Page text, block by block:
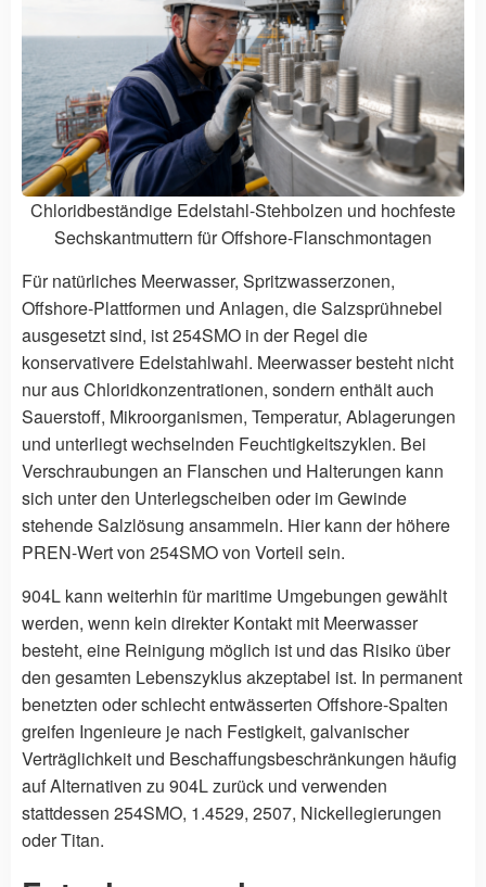
Chloridbeständige Edelstahl-Stehbolzen und hochfeste
Sechskantmuttern für Offshore-Flanschmontagen
Für natürliches Meerwasser, Spritzwasserzonen,
Offshore-Plattformen und Anlagen, die Salzsprühnebel
ausgesetzt sind, ist 254SMO in der Regel die
konservativere Edelstahlwahl. Meerwasser besteht nicht
nur aus Chloridkonzentrationen, sondern enthält auch
Sauerstoff, Mikroorganismen, Temperatur, Ablagerungen
und unterliegt wechselnden Feuchtigkeitszyklen. Bei
Verschraubungen an Flanschen und Halterungen kann
sich unter den Unterlegscheiben oder im Gewinde
stehende Salzlösung ansammeln. Hier kann der höhere
PREN-Wert von 254SMO von Vorteil sein.
904L kann weiterhin für maritime Umgebungen gewählt
werden, wenn kein direkter Kontakt mit Meerwasser
besteht, eine Reinigung möglich ist und das Risiko über
den gesamten Lebenszyklus akzeptabel ist. In permanent
benetzten oder schlecht entwässerten Offshore-Spalten
greifen Ingenieure je nach Festigkeit, galvanischer
Verträglichkeit und Beschaffungsbeschränkungen häufig
auf Alternativen zu 904L zurück und verwenden
stattdessen 254SMO, 1.4529, 2507, Nickellegierungen
oder Titan.